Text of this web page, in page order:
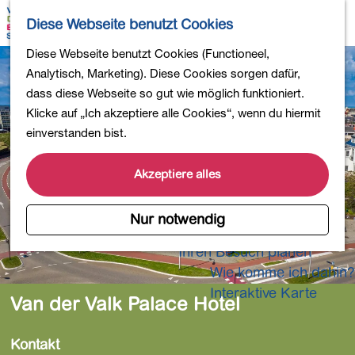
Diese Webseite benutzt Cookies
Diese Webseite benutzt Cookies (Functioneel,
Analytisch, Marketing). Diese Cookies sorgen dafür,
dass diese Webseite so gut wie möglich funktioniert.
Klicke auf „Ich akzeptiere alle Cookies“, wenn du hiermit
einverstanden bist.
Akzeptiere alles
Nur notwendig
G
e
h
e
n
S
i
e
z
u
r
H
K
r
t
e
S
c
h
e
n
e
n
ü
Einkaufen
Essen und Trinken
Kinderaktivitäten
In die Natur
Polder und Seen
Museen und mehr
Aktiv und gesund
4-Tage-Wanderung
Übernachtungen
Ihren Besuch planen
Wie komme ich dahin?
Interaktive Karte
Van der Valk Palace Hotel
Kontakt